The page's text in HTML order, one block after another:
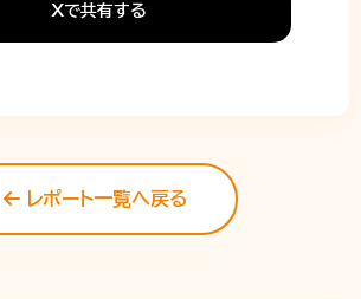
Xで共有する
レポート一覧へ戻る